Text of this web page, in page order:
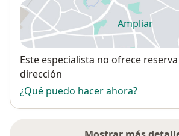
Ampliar
se abre
Disponibilidad
Este especialista no ofrece
dirección
¿Qué puedo hacer ahora?